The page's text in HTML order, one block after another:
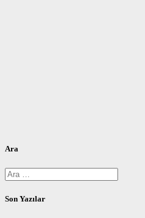
Ara
Arama:
Son Yazılar